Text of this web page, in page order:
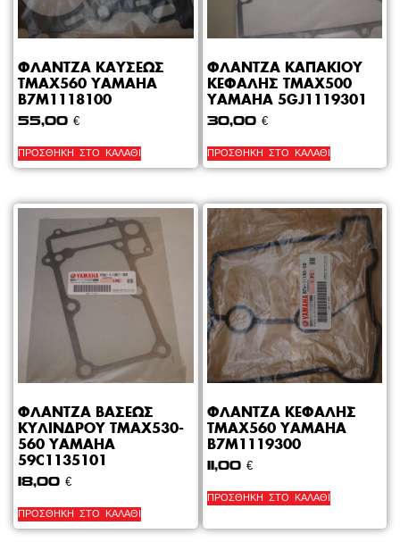
ΦΛΑΝΤΖΑ ΚΑΥΣΕΩΣ
TMAX560 YAMAHA
B7M1118100
55,00 €
ΠΡΟΣΘΉΚΗ ΣΤΟ ΚΑΛΆΘΙ
ΦΛΑΝΤΖΑ ΚΑΠΑΚΙΟΥ
ΚΕΦΑΛΗΣ TMAX500
YAMAHA 5GJ1119301
30,00 €
ΠΡΟΣΘΉΚΗ ΣΤΟ ΚΑΛΆΘΙ
ΦΛΑΝΤΖΑ ΒΑΣΕΩΣ
ΚΥΛΙΝΔΡΟΥ ΤΜΑΧ530-
560 YAMAHA
59C1135101
18,00 €
ΠΡΟΣΘΉΚΗ ΣΤΟ ΚΑΛΆΘΙ
ΦΛΑΝΤΖΑ ΚΕΦΑΛΗΣ
TMAX560 YAMAHA
B7M1119300
11,00 €
ΠΡΟΣΘΉΚΗ ΣΤΟ ΚΑΛΆΘΙ